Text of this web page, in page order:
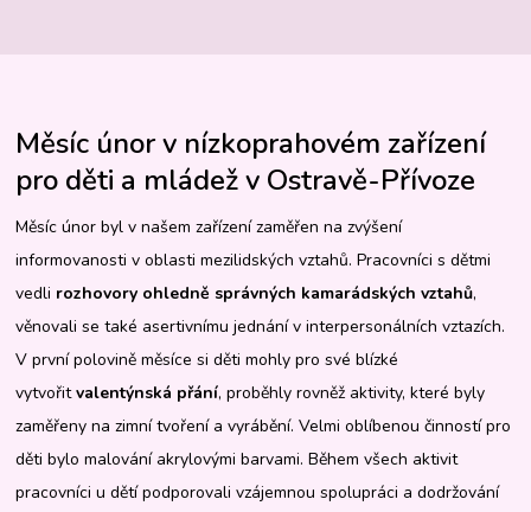
Měsíc únor v nízkoprahovém zařízení
pro děti a mládež v Ostravě-Přívoze
Měsíc únor byl v našem zařízení zaměřen na zvýšení
informovanosti v oblasti mezilidských vztahů. Pracovníci s dětmi
vedli rozhovory ohledně správných kamarádských vztahů,
věnovali se také asertivnímu jednání v interpersonálních vztazích.
V první polovině měsíce si děti mohly pro své blízké
vytvořitvalentýnská přání, proběhly rovněž aktivity, které byly
zaměřeny na zimní tvoření a vyrábění. Velmi oblíbenou činností pro
děti bylo malování akrylovými barvami. Během všech aktivit
pracovníci u dětí podporovali vzájemnou spolupráci a dodržování